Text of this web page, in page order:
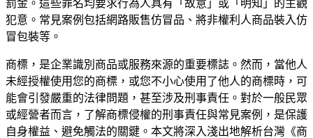
罰金。這些罪名均要求行為人具有「故意」或「明知」的主觀
犯意。常見案例包括網路販售仿冒品、將非權利人商品裝入仿
冒包裝等。
商標，是企業識別商品或服務來源的重要標誌。然而，當他人
未經授權使用您的商標，或您不小心使用了他人的商標時，可
能會引發嚴重的法律問題，甚至涉及刑事責任。對於一般民眾
或經營者而言，了解商標侵權的刑事責任與常見案例，是保護
自身權益、避免觸法的關鍵。本文將深入淺出地解析台灣《商